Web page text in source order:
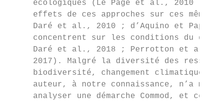
écologiques (Le Page et al., 2010 ;
effets de ces approches sur ces
Daré et al., 2010 ; d’Aquino et
concentrent sur les conditions du
Daré et al., 2018 ; Perrotton et
2017). Malgré la diversité des
biodiversité, changement climatique,
auteur, à notre connaissance, n’a
analyser une démarche Commod, et ce,